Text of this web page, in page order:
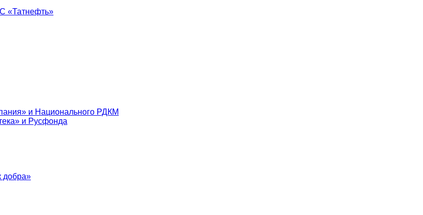
«Татнефть»
и Национального РДКМ
и Русфонда
добра»